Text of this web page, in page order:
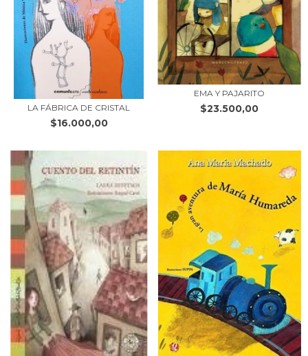
LA FÁBRICA DE CRISTAL
$16.000,00
EMA Y PAJARITO
$23.500,00